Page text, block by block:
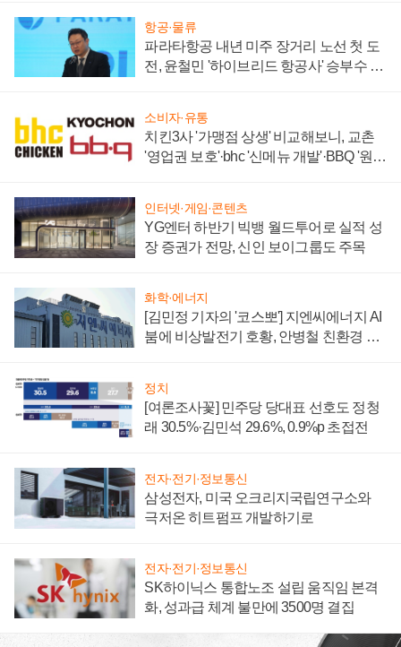
항공·물류
파라타항공 내년 미주 장거리 노선 첫 도
전, 윤철민 '하이브리드 항공사' 승부수 통
소비자·유통
치킨3사 '가맹점 상생' 비교해보니, 교촌
'영업권 보호'·bhc '신메뉴 개발'·BBQ '원가
인터넷·게임·콘텐츠
YG엔터 하반기 빅뱅 월드투어로 실적 성
장 증권가 전망, 신인 보이그룹도 주목
화학·에너지
[김민정 기자의 '코스뽀'] 지엔씨에너지 AI
붐에 비상발전기 호황, 안병철 친환경 에
정치
[여론조사꽃] 민주당 당대표 선호도 정청
래 30.5%·김민석 29.6%, 0.9%p 초접전
전자·전기·정보통신
삼성전자, 미국 오크리지국립연구소와
극저온 히트펌프 개발하기로
전자·전기·정보통신
SK하이닉스 통합노조 설립 움직임 본격
화, 성과급 체계 불만에 3500명 결집